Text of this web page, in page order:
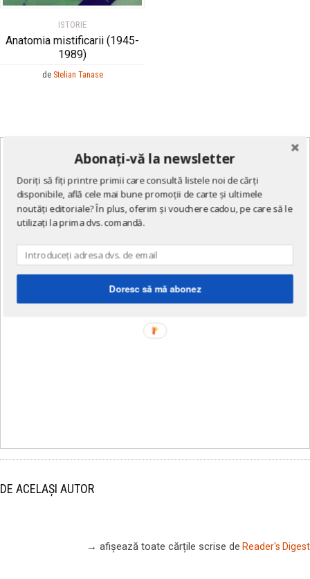
ISTORIE
Anatomia mistificarii (1945-
1989)
de Stelian Tanase
DE ACELAȘI AUTOR
→ afișează toate cărțile scrise de Reader's Digest
Abonați-vă la newsletter
Doriți să fiți printre primii care consultă listele noi de cărți
disponibile, află cele mai bune promoții de carte și ultimele
noutăți editoriale? În plus, oferim și vouchere cadou, pe care să le
utilizați la prima dvs. comandă.
Doresc să mă abonez